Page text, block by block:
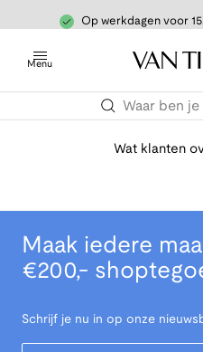
Op werkdagen voor
Menu
Wat klanten
Maak iedere
€200,-
Schrijf je nu in op onze
Your Email